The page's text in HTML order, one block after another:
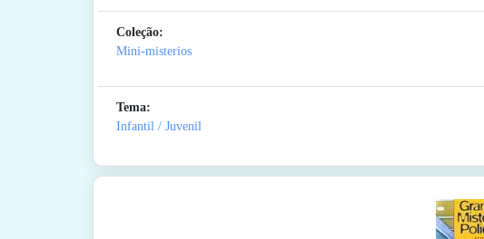
Coleção:
Mini-misterios
Tema:
Infantil / Juvenil